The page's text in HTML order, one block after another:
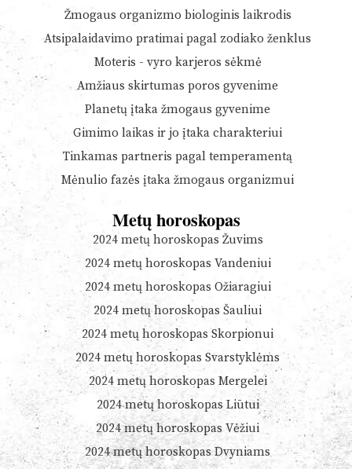
Žmogaus organizmo biologinis laikrodis
Atsipalaidavimo pratimai pagal zodiako ženklus
Moteris - vyro karjeros sėkmė
Amžiaus skirtumas poros gyvenime
Planetų įtaka žmogaus gyvenime
Gimimo laikas ir jo įtaka charakteriui
Tinkamas partneris pagal temperamentą
Mėnulio fazės įtaka žmogaus organizmui
Metų horoskopas
2024 metų horoskopas Žuvims
2024 metų horoskopas Vandeniui
2024 metų horoskopas Ožiaragiui
2024 metų horoskopas Šauliui
2024 metų horoskopas Skorpionui
2024 metų horoskopas Svarstyklėms
2024 metų horoskopas Mergelei
2024 metų horoskopas Liūtui
2024 metų horoskopas Vėžiui
2024 metų horoskopas Dvyniams